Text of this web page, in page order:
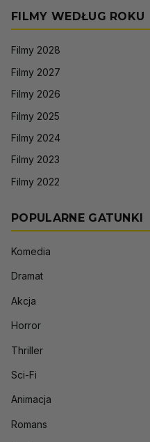
FILMY WEDŁUG ROKU
Filmy 2028
Filmy 2027
Filmy 2026
Filmy 2025
Filmy 2024
Filmy 2023
Filmy 2022
POPULARNE GATUNKI
Komedia
Dramat
Akcja
Horror
Thriller
Sci-Fi
Animacja
Romans